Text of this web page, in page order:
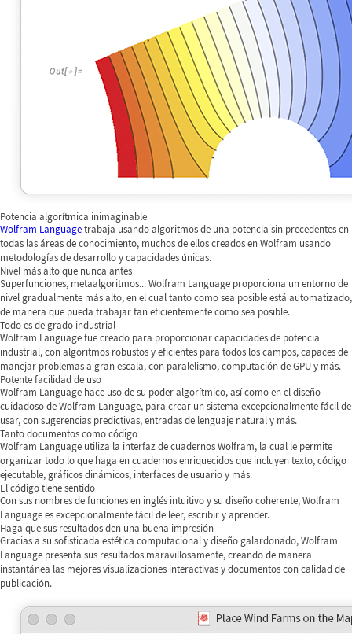
Potencia algorítmica inimaginable
Wolfram Languagetrabaja usando algoritmos de una potencia sin precedentes en
todas las áreas de conocimiento, muchos de ellos creados en Wolfram usando
metodologías de desarrollo y capacidades únicas.
Nivel más alto que nunca antes
Superfunciones, metaalgoritmos... Wolfram Language proporciona un entorno de
nivel gradualmente más alto, en el cual tanto como sea posible está automatizado,
de manera que pueda trabajar tan eficientemente como sea posible.
Todo es de grado industrial
Wolfram Language fue creado para proporcionar capacidades de potencia
industrial, con algoritmos robustos y eficientes para todos los campos, capaces de
manejar problemas a gran escala, con paralelismo, computación de GPU y más.
Potente facilidad de uso
Wolfram Language hace uso de su poder algorítmico, así como en el diseño
cuidadoso de Wolfram Language, para crear un sistema excepcionalmente fácil de
usar, con sugerencias predictivas, entradas de lenguaje natural y más.
Tanto documentos como código
Wolfram Language utiliza la interfaz de cuadernos Wolfram, la cual le permite
organizar todo lo que haga en cuadernos enriquecidos que incluyen texto, código
ejecutable, gráficos dinámicos, interfaces de usuario y más.
El código tiene sentido
Con sus nombres de funciones en inglés intuitivo y su diseño coherente, Wolfram
Language es excepcionalmente fácil de leer, escribir y aprender.
Haga que sus resultados den una buena impresión
Gracias a su sofisticada estética computacional y diseño galardonado, Wolfram
Language presenta sus resultados maravillosamente, creando de manera
instantánea las mejores visualizaciones interactivas y documentos con calidad de
publicación.